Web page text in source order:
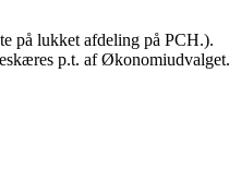
på lukket afdeling på PCH.).
p.t. af Økonomiudvalget.